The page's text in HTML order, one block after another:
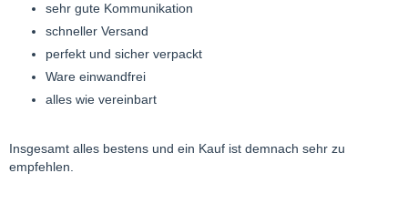
sehr gute Kommunikation
schneller Versand
perfekt und sicher verpackt
Ware einwandfrei
alles wie vereinbart
Insgesamt alles bestens und ein Kauf ist demnach sehr zu
empfehlen.